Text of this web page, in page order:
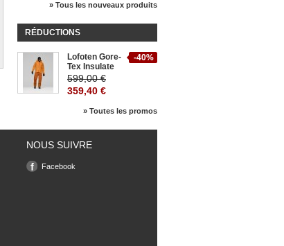
» Tous les nouveaux produits
RÉDUCTIONS
-40%
Lofoten Gore-
Tex Insulate
599,00 €
359,40 €
» Toutes les promos
NOUS SUIVRE
Facebook